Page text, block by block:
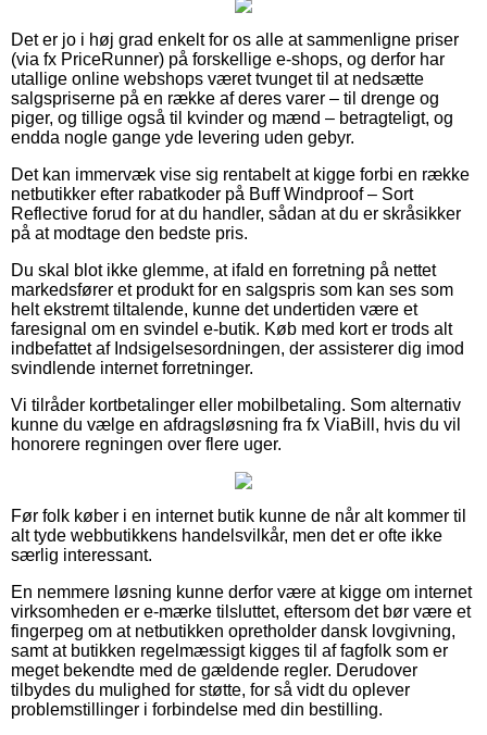
Det er jo i høj grad enkelt for os alle at sammenligne priser
(via fx PriceRunner) på forskellige e-shops, og derfor har
utallige online webshops været tvunget til at nedsætte
salgspriserne på en række af deres varer – til drenge og
piger, og tillige også til kvinder og mænd – betragteligt, og
endda nogle gange yde levering uden gebyr.
Det kan immervæk vise sig rentabelt at kigge forbi en række
netbutikker efter rabatkoder på Buff Windproof – Sort
Reflective forud for at du handler, sådan at du er skråsikker
på at modtage den bedste pris.
Du skal blot ikke glemme, at ifald en forretning på nettet
markedsfører et produkt for en salgspris som kan ses som
helt ekstremt tiltalende, kunne det undertiden være et
faresignal om en svindel e-butik. Køb med kort er trods alt
indbefattet af Indsigelsesordningen, der assisterer dig imod
svindlende internet forretninger.
Vi tilråder kortbetalinger eller mobilbetaling. Som alternativ
kunne du vælge en afdragsløsning fra fx ViaBill, hvis du vil
honorere regningen over flere uger.
Før folk køber i en internet butik kunne de når alt kommer til
alt tyde webbutikkens handelsvilkår, men det er ofte ikke
særlig interessant.
En nemmere løsning kunne derfor være at kigge om internet
virksomheden er e-mærke tilsluttet, eftersom det bør være et
fingerpeg om at netbutikken opretholder dansk lovgivning,
samt at butikken regelmæssigt kigges til af fagfolk som er
meget bekendte med de gældende regler. Derudover
tilbydes du mulighed for støtte, for så vidt du oplever
problemstillinger i forbindelse med din bestilling.